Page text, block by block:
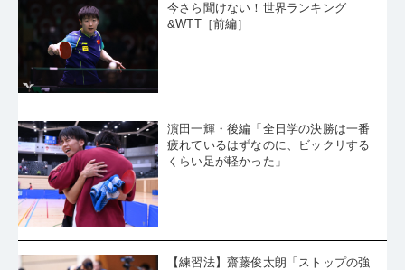
今さら聞けない！世界ランキング
&WTT［前編］
濵田一輝・後編「全日学の決勝は一番
疲れているはずなのに、ビックリする
くらい足が軽かった」
【練習法】齋藤俊太朗「ストップの強